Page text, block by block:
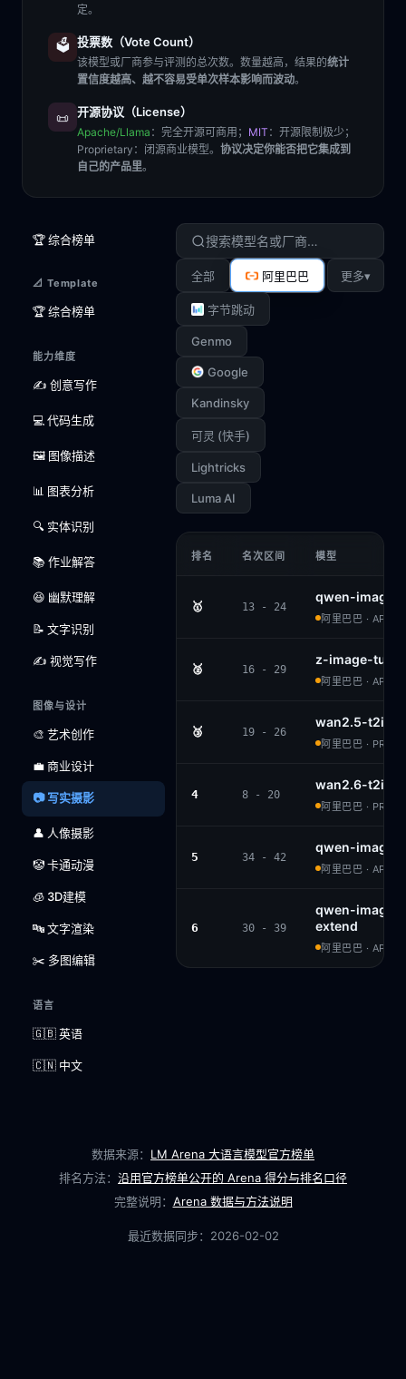
定。
🗳️ 投票数（Vote Count）
该模型或厂商参与评测的总次数。数量越高，结果的统计
置信度越高、越不容易受单次样本影响而波动。
📜 开源协议（License）
Apache/Llama ：完全开源可商用； MIT ：开源限制极少；
Proprietary ：闭源商业模型。 协议决定你能否把它集成到
自己的产品里。
🏆 综合榜单
📐 Template
🏆 综合榜单
能力维度
✍️ 创意写作
💻 代码生成
🖼️ 图像描述
📊 图表分析
🔍 实体识别
📚 作业解答
😆 幽默理解
📝 文字识别
✍️ 视觉写作
图像与设计
🎨 艺术创作
💼 商业设计
📷 写实摄影
👤 人像摄影
🤡 卡通动漫
🧊 3D建模
🔤 文字渲染
✂️ 多图编辑
语言
🇬🇧 英语
🇨🇳 中文
全部 阿里巴巴
字节跳动
Genmo
Google
Kandinsky
可灵 (快手)
Lightricks
Luma AI
更多▾
排名 名次区间 模型
🥇 13 - 24
qwen-image-
阿里巴巴 ·
🥈 16 - 29
z-image-
阿里巴巴 ·
🥉 19 - 26
wan2.5-t2i-
阿里巴巴 ·
4 8 - 20
wan2.6-t2i
阿里巴巴 ·
5 34 - 42
qwen-image
阿里巴巴 ·
6 30 - 39
qwen-image-
extend
阿里巴巴 ·
数据来源： LM Arena 大语言模型官方榜单
排名方法： 沿用官方榜单公开的 Arena 得分与排名口径
完整说明： Arena 数据与方法说明
最近数据同步： 2026-02-02